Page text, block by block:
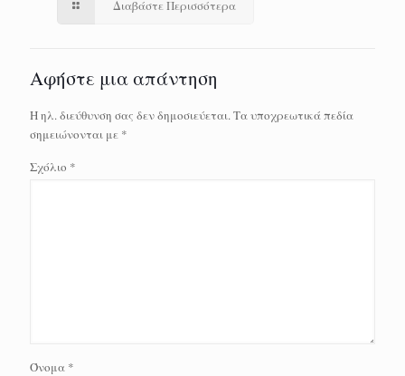
Διαβάστε Περισσότερα
Αφήστε μια απάντηση
Η ηλ. διεύθυνση σας δεν δημοσιεύεται.Τα υποχρεωτικά πεδία
σημειώνονται με *
Σχόλιο *
Όνομα *